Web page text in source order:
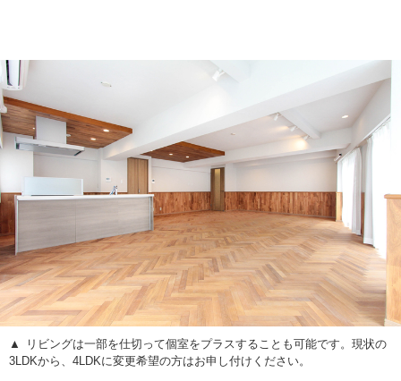
リビングは一部を仕切って個室をプラスすることも可能です。現状の
3LDKから、4LDKに変更希望の方はお申し付けください。